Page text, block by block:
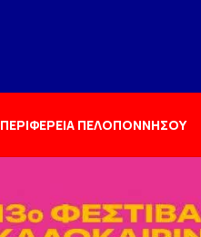
ΠΕΡΙΦΕΡΕΙΑ ΠΕΛΟΠΟΝΝΗΣΟΥ